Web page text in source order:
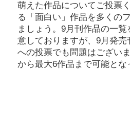
萌えた作品についてご投票
る「面白い」作品を多くの
ましょう。9月刊作品の一
意しておりますが、9月発
への投票でも問題はござい
から最大6作品まで可能とな